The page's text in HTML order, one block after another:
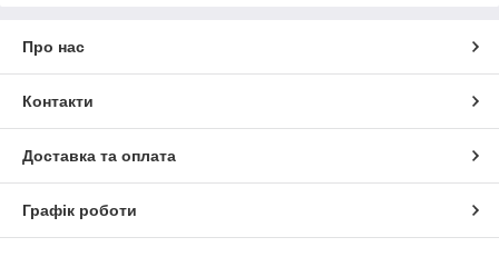
Про нас
Контакти
Доставка та оплата
Графік роботи